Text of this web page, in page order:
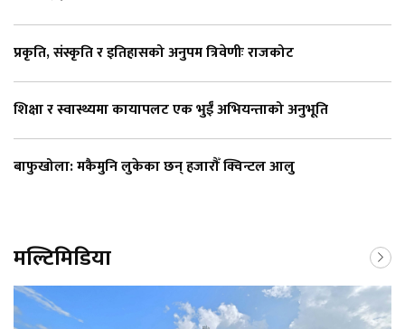
प्रकृति, संस्कृति र इतिहासको अनुपम त्रिवेणीः राजकोट
शिक्षा र स्वास्थ्यमा कायापलट एक भुईँ अभियन्ताको अनुभूति
बाफुखोला: मकैमुनि लुकेका छन् हजारौँ क्विन्टल आलु
मल्टिमिडिया